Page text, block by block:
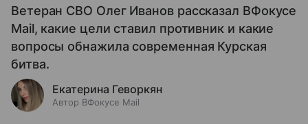
Ветеран СВО Олег Иванов рассказал ВФокусе
Mail, какие цели ставил противник и какие
вопросы обнажила современная Курская
битва.
Екатерина Геворкян
Автор ВФокусе Mail